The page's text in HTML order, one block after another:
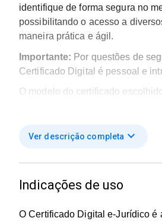
identifique de forma segura no
possibilitando o acesso a
maneira prática e ágil.
Importante: Por questões de
Certificado Digital é pessoal e
O modelo do certificado
certificado digital de longa
período prolongado. Para utilizá-
Ver descrição completa expand_more
Indicações de uso
O Certificado Digital e-Jurídico é